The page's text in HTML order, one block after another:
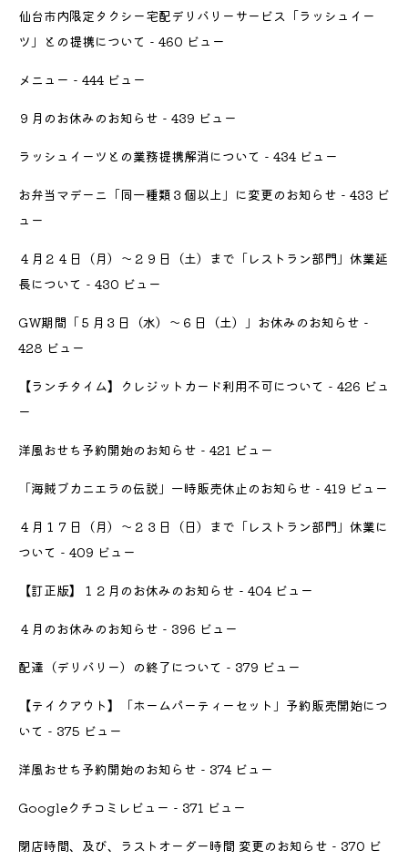
仙台市内限定タクシー宅配デリバリーサービス「ラッシュイー
ツ」との提携について - 460 ビュー
メニュー - 444 ビュー
９月のお休みのお知らせ - 439 ビュー
ラッシュイーツとの業務提携解消について - 434 ビュー
お弁当マデーニ「同一種類３個以上」に変更のお知らせ - 433 ビ
ュー
４月２４日（月）〜２９日（土）まで「レストラン部門」休業延
長について - 430 ビュー
GW期間「５月３日（水）〜６日（土）」お休みのお知らせ -
428 ビュー
【ランチタイム】クレジットカード利用不可について - 426 ビュ
ー
洋風おせち予約開始のお知らせ - 421 ビュー
「海賊ブカニエラの伝説」一時販売休止のお知らせ - 419 ビュー
４月１７日（月）〜２３日（日）まで「レストラン部門」休業に
ついて - 409 ビュー
【訂正版】１２月のお休みのお知らせ - 404 ビュー
４月のお休みのお知らせ - 396 ビュー
配達（デリバリー）の終了について - 379 ビュー
【テイクアウト】「ホームパーティーセット」予約販売開始につ
いて - 375 ビュー
洋風おせち予約開始のお知らせ - 374 ビュー
Googleクチコミレビュー - 371 ビュー
閉店時間、及び、ラストオーダー時間 変更のお知らせ - 370 ビ